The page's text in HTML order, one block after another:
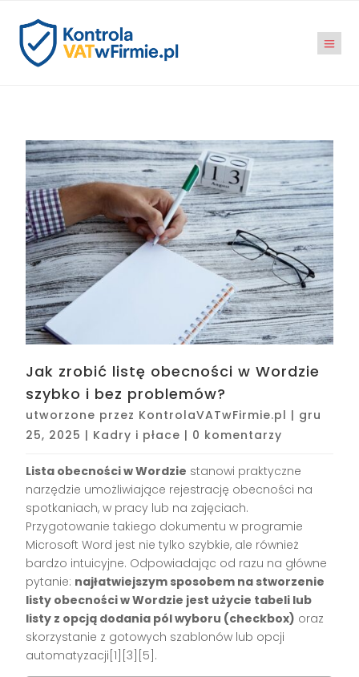
Jak zrobić listę obecności w Wordzie
szybko i bez problemów?
utworzone przez KontrolaVATwFirmie.pl | gru
25, 2025 | Kadry i płace | 0 komentarzy
Lista obecności w Wordzie stanowi praktyczne
narzędzie umożliwiające rejestrację obecności na
spotkaniach, w pracy lub na zajęciach.
Przygotowanie takiego dokumentu w programie
Microsoft Word jest nie tylko szybkie, ale również
bardzo intuicyjne. Odpowiadając od razu na główne
pytanie: najłatwiejszym sposobem na stworzenie
listy obecności w Wordzie jest użycie tabeli lub
listy z opcją dodania pól wyboru (checkbox) oraz
skorzystanie z gotowych szablonów lub opcji
automatyzacji[1][3][5].